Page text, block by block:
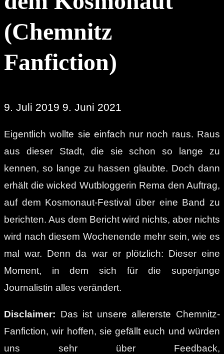
(Chemnitz
Fanfiction)
9. Juli 2019 9. Juni 2021
Eigentlich wollte sie einfach nur noch raus. Raus
aus dieser Stadt, die sie schon so lange zu
kennen, so lange zu hassen glaubte. Doch dann
erhält die wicked Wutbloggerin Rema den Auftrag,
auf dem Kosmonaut-Festival über eine Band zu
berichten. Aus dem Bericht wird nichts, aber nichts
wird nach diesem Wochenende mehr sein, wie es
mal war. Denn da war er plötzlich: Dieser eine
Moment, in dem sich für die superjunge
Journalistin alles verändert.
Disclaimer: Das ist unsere allererste Chemnitz-
Fanfiction, wir hoffen, sie gefällt euch und würden
uns sehr über Feedback,